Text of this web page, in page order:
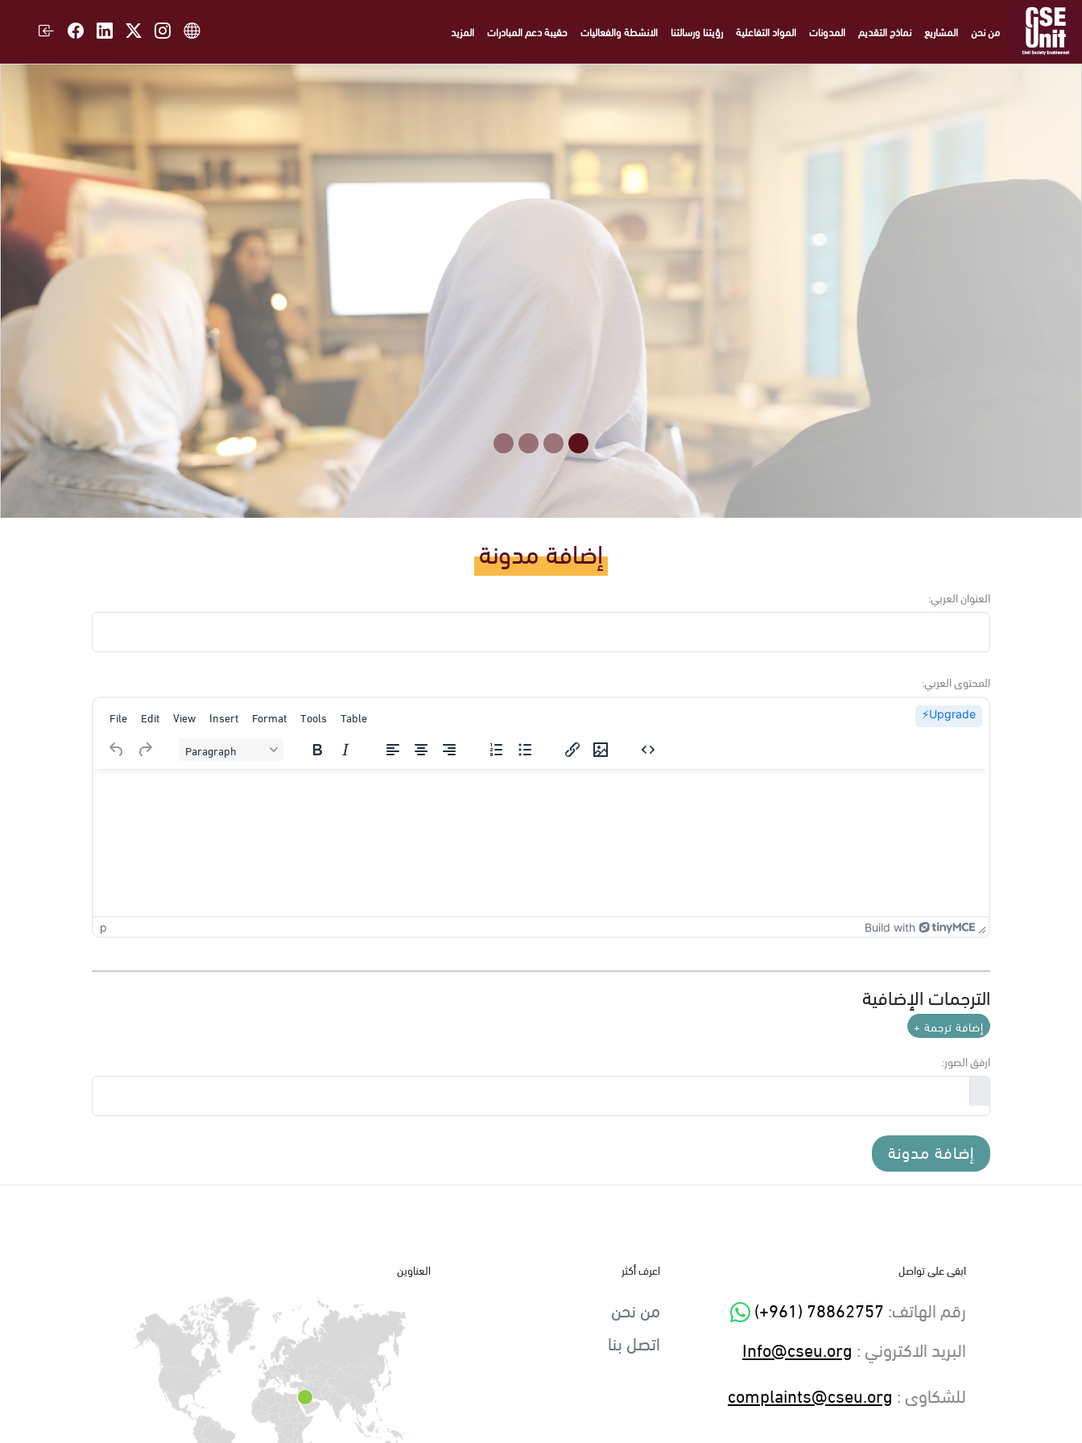
من نحن المشاريع نماذج التقديم المدونات المواد التفاعلية رؤيتنا ورسالتنا الانشطة والفعاليات حقيبة دعم المبادرات المزيد
إضافة مدونة
العنوان العربي:
المحتوى العربي:
⚡️Upgrade
File Edit View Insert Format Tools
Table
Paragraph
p Build with
الترجمات الإضافية
إضافة ترجمة +
ارفق الصور:
إضافة مدونة
ابقى على تواصل
رقم الهاتف:
(+961) 78862757
البريد الاكتروني :
Info@cseu.org
للشكاوى : complaints@cseu.org
اعرف أكثر
من نحن
اتصل بنا
العناوين